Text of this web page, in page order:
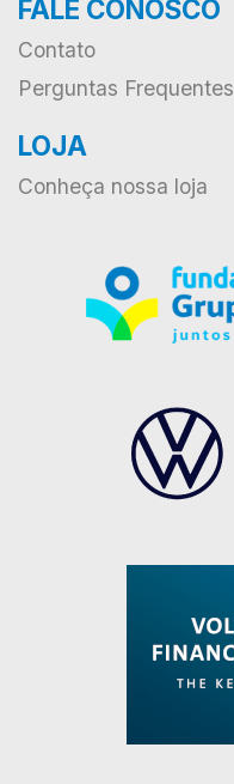
FALE CONOSCO
Contato
Perguntas Frequentes
LOJA
Conheça nossa loja